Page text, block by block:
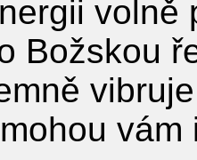
volně
Božskou
vám